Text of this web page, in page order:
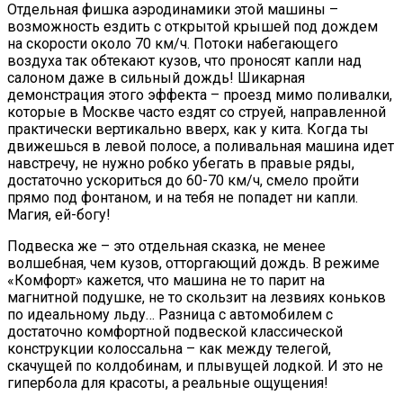
Отдельная фишка аэродинамики этой машины –
возможность ездить с открытой крышей под дождем
на скорости около 70 км/ч. Потоки набегающего
воздуха так обтекают кузов, что проносят капли над
салоном даже в сильный дождь! Шикарная
демонстрация этого эффекта – проезд мимо поливалки,
которые в Москве часто ездят со струей, направленной
практически вертикально вверх, как у кита. Когда ты
движешься в левой полосе, а поливальная машина идет
навстречу, не нужно робко убегать в правые ряды,
достаточно ускориться до 60-70 км/ч, смело пройти
прямо под фонтаном, и на тебя не попадет ни капли.
Магия, ей-богу!
Подвеска же – это отдельная сказка, не менее
волшебная, чем кузов, отторгающий дождь. В режиме
«Комфорт» кажется, что машина не то парит на
магнитной подушке, не то скользит на лезвиях коньков
по идеальному льду… Разница с автомобилем с
достаточно комфортной подвеской классической
конструкции колоссальна – как между телегой,
скачущей по колдобинам, и плывущей лодкой. И это не
гипербола для красоты, а реальные ощущения!